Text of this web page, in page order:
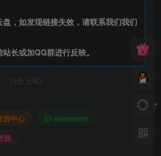
，如发现链接失效，请联系我们我们
长或加QQ群进行反映。
THE END
源中心
vvvevevvv
源